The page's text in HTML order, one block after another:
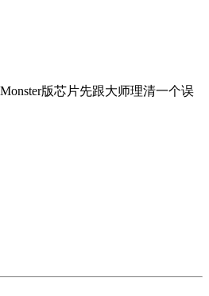
版芯片先跟大师理清一个误